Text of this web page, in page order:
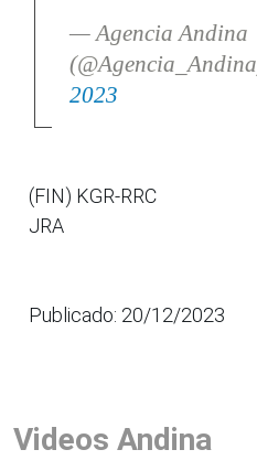
— Agencia Andina
2023
(FIN) KGR-RRC
JRA
Publicado: 20/12/2023
Videos Andina